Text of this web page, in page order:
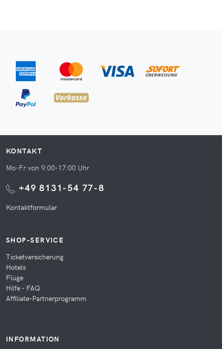
KONTAKT
Mo-Fr von 9:00-17:00 Uhr
+49 8131-54 77-8
Kontaktformular
SHOP-SERVICE
Ticketversicherung
Hotels
Flüge
Hilfe - FAQ
Affiliate-Partnerprogramm
INFORMATION